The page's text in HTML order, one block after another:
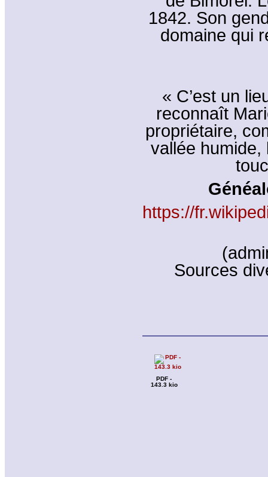
1842. Son
domaine qui
« C’est un
reconnaît
propriétaire,
vallée humide,
https://
Sources
PDF -
143.3 kio